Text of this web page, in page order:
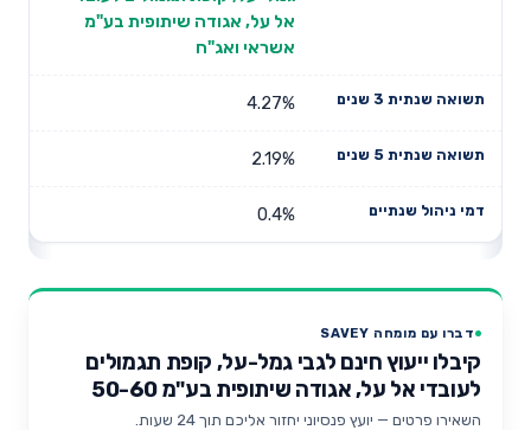
אל על, אגודה שיתופית בע"מ
אשראי ואג"ח
4.27%
2.19%
0.4%
דברו עם מומחה SAVEY
קיבלו ייעוץ חינם לגבי גמל-על, קופת תגמולים
לעובדי אל על, אגודה שיתופית בע"מ 50-60
השאירו פרטים — יועץ פנסיוני יחזור אליכם תוך 24 שעות.